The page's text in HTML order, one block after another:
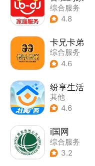
综合服务
4.8
卡兄卡弟
综合服务
4.6
纷享生活
其他
4.6
i国网
综合服务
3.2